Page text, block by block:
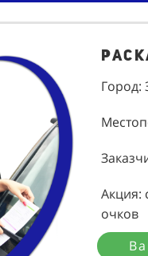
Город:
Акция:
очков